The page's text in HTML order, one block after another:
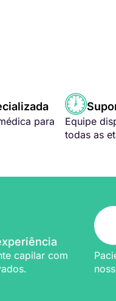
para
Equipe
todas as
capilar com